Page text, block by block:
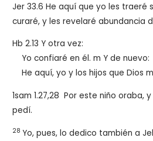
Jer 33.6 He aquí que yo les traeré
curaré, y les revelaré abundancia
Hb 2.13Y otra vez:
Yo confiaré en él. m Y de nuevo:
He aquí, yo y los hijos que Dios
1sam 1.27,28Por este niño oraba,
pedí.
28Yo, pues, lo dedico también a